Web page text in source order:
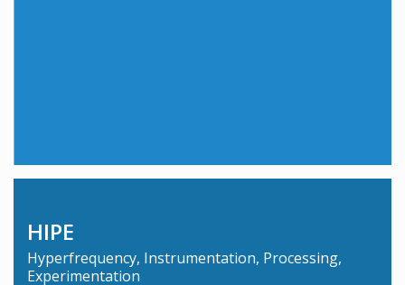
HIPE
Hyperfrequency, Instrumentation, Processing,
Experimentation